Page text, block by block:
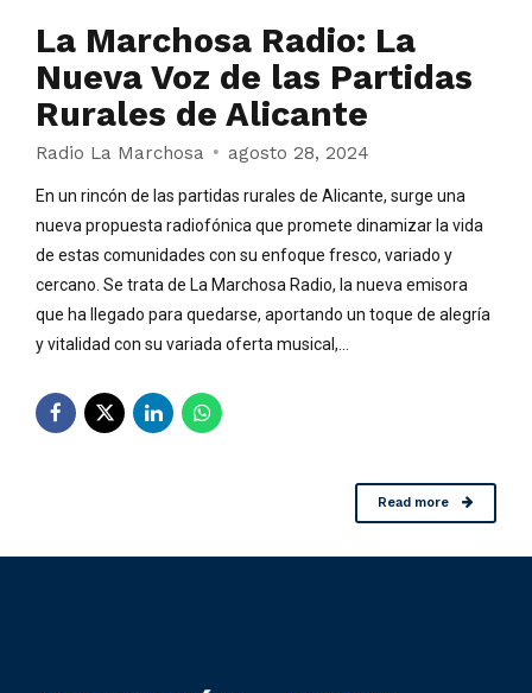
La Marchosa Radio: La
Nueva Voz de las Partidas
Rurales de Alicante
Radio La Marchosa agosto 28, 2024
En un rincón de las partidas rurales de Alicante, surge una
nueva propuesta radiofónica que promete dinamizar la vida
de estas comunidades con su enfoque fresco, variado y
cercano. Se trata de La Marchosa Radio, la nueva emisora
que ha llegado para quedarse, aportando un toque de alegría
y vitalidad con su variada oferta musical,...
Read more